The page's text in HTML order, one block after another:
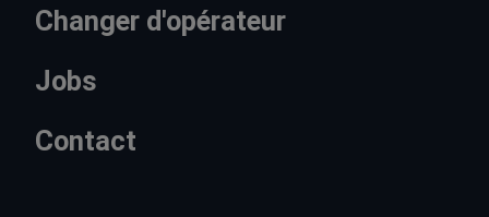
Changer d'opérateur
Jobs
Contact